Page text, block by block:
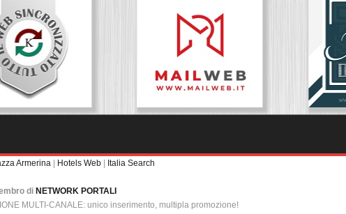
Armerina | Hotels Web | Italia Search
di NETWORK PORTALI
MULTI-CANALE: unico inserimento, multipla promozione!